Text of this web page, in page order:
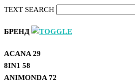
TEXT SEARCH
БРЕНД
ACANA 29
8IN1 58
ANIMONDA 72